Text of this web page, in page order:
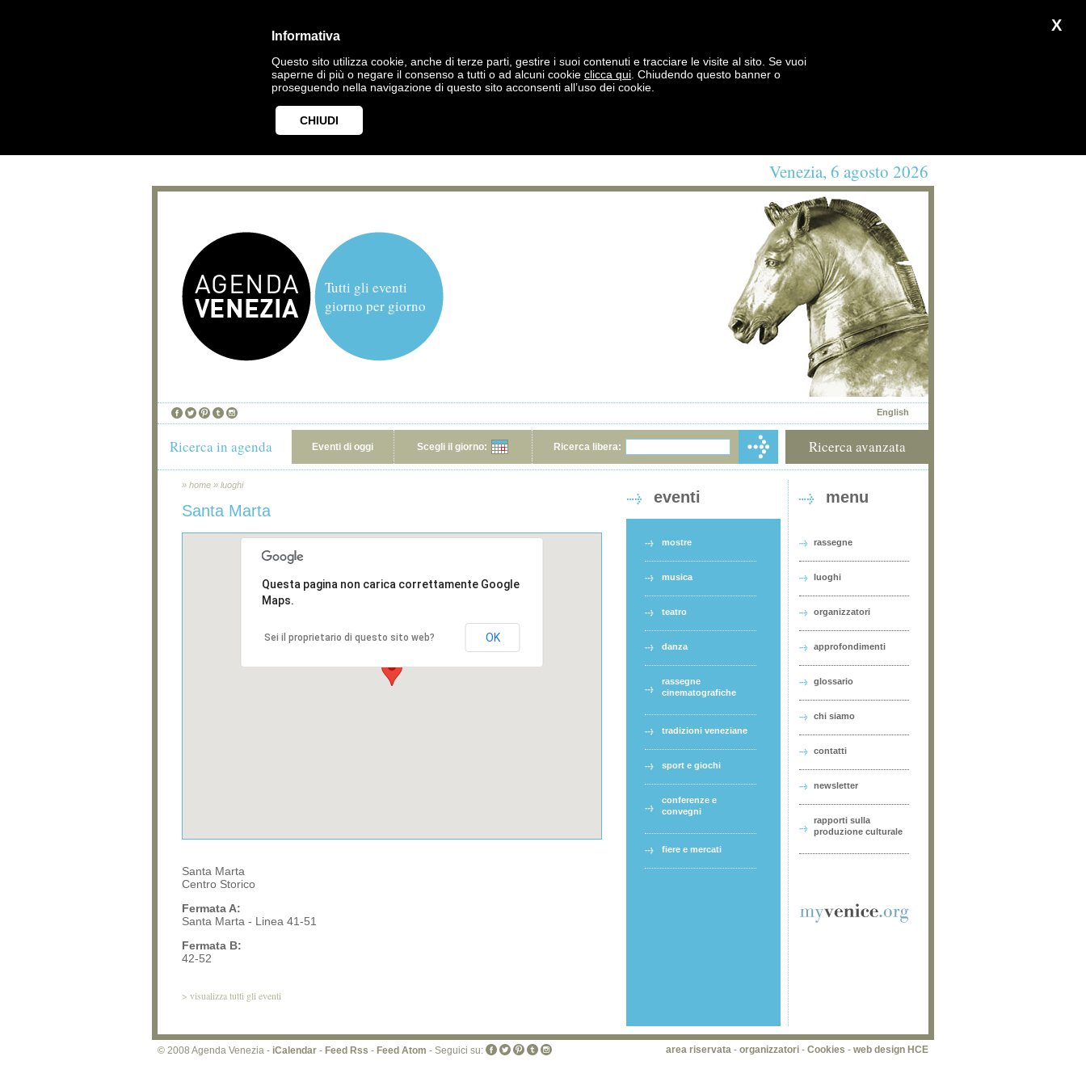
X
Informativa
Questo sito utilizza cookie, anche di terze parti, gestire i suoi contenuti e tracciare le visite al sito. Se vuoi
saperne di più o negare il consenso a tutti o ad alcuni cookie clicca qui . Chiudendo questo banner o
proseguendo nella navigazione di questo sito acconsenti all’uso dei cookie.
CHIUDI
Venezia, 6 agosto 2026
Tutti gli eventi
giorno per giorno
English
Ricerca in agenda Eventi di oggi Scegli il giorno: Ricerca libera: Ricerca avanzata
» home » luoghi
Santa Marta
Questa pagina non carica correttamente Google
Maps.
Sei il proprietario di questo sito web? OK
Santa Marta
Centro Storico
Fermata A:
Santa Marta - Linea 41-51
Fermata B:
42-52
> visualizza tutti gli eventi
eventi
mostre
musica
teatro
danza
rassegne
cinematografiche
tradizioni veneziane
sport e giochi
conferenze e
convegni
fiere e mercati
menu
rassegne
luoghi
organizzatori
approfondimenti
glossario
chi siamo
contatti
newsletter
rapporti sulla
produzione culturale
area riservata - organizzatori - Cookies - web design HCE
© 2008 Agenda Venezia - iCalendar - Feed Rss - Feed Atom - Seguici su: